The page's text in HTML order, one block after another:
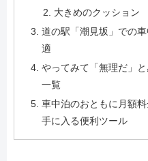
大きめのクッション
道の駅「潮見坂」での
適
やってみて「無理だ」
一覧
車中泊のおともに月額
手に入る便利ツール